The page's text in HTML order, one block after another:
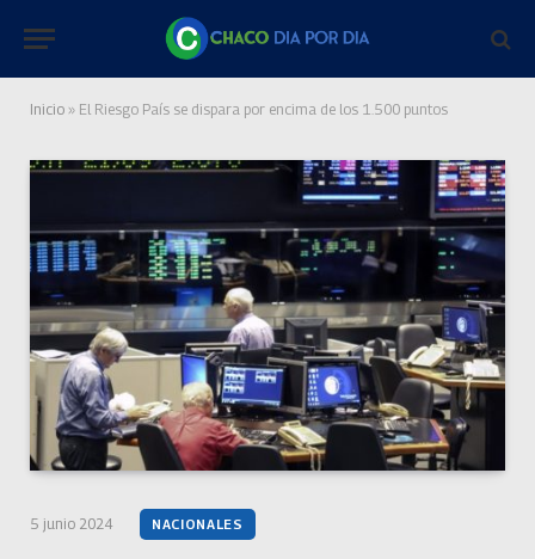
Inicio » El Riesgo País se dispara por encima de los 1.500 puntos
5 junio 2024 NACIONALES